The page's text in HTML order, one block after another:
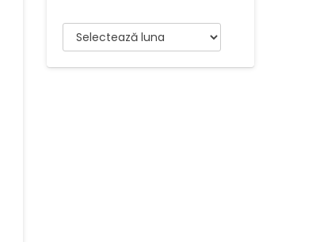
Arhive